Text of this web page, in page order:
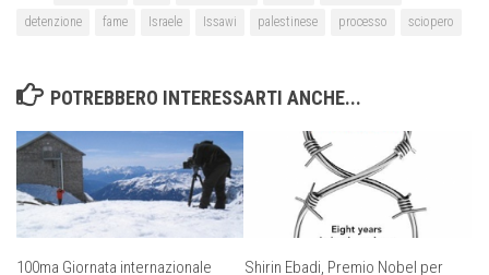
detenzione
fame Israele Issawi palestinese processo sciopero
POTREBBERO INTERESSARTI ANCHE...
100ma Giornata internazionale
Shirin Ebadi, Premio Nobel per